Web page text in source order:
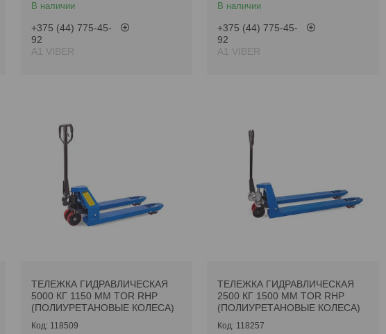
В наличии
+375 (44) 775-45-
92
А1 VIBER
В наличии
+375 (44) 775-45-
92
А1 VIBER
ТЕЛЕЖКА ГИДРАВЛИЧЕСКАЯ
5000 КГ 1150 ММ TOR RHP
(ПОЛИУРЕТАНОВЫЕ КОЛЕСА)
118509
ТЕЛЕЖКА ГИДРАВЛИЧЕСКАЯ
2500 КГ 1500 ММ TOR RHP
(ПОЛИУРЕТАНОВЫЕ КОЛЕСА)
118257